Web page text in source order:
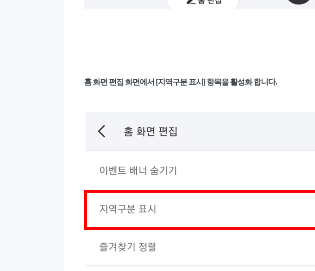
홈 화면 편집 화면에서 [지역구분 표시] 항목을 활성화 합니다.